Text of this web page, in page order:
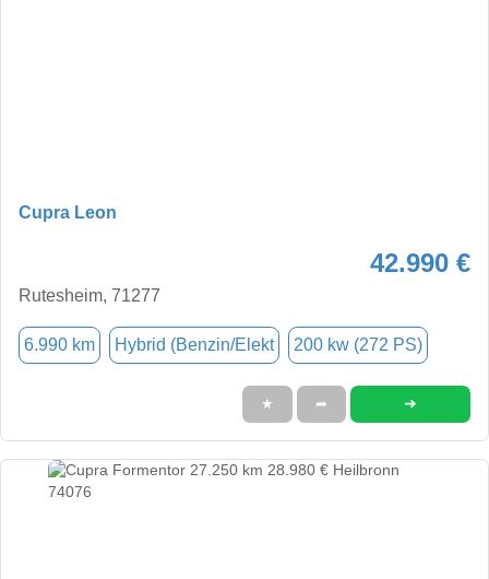
Cupra Leon
42.990 €
Rutesheim, 71277
6.990 km Hybrid (Benzin/Elekt 200 kw (272 PS)
★ ➦ ➜